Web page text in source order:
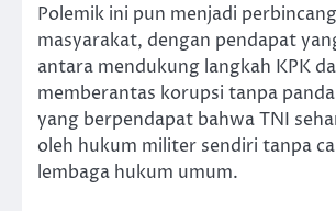
Polemik ini pun menjadi
masyarakat, dengan pendapat
antara mendukung langkah KPK
memberantas korupsi tanpa
yang berpendapat bahwa TNI
oleh hukum militer sendiri tanpa
lembaga hukum umum.